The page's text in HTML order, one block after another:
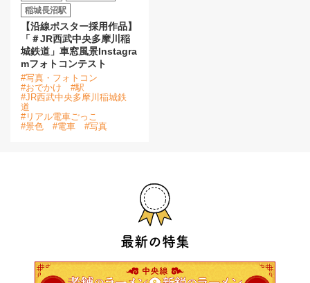
最新の特集
稲城長沼駅
【沿線ポスター採用作品】
「＃JR西武中央多摩川稲
城鉄道」車窓風景Instagra
mフォトコンテスト
#写真・フォトコン
#おでかけ
#駅
#JR西武中央多摩川稲城鉄
道
#リアル電車ごっこ
#景色
#電車 #写真